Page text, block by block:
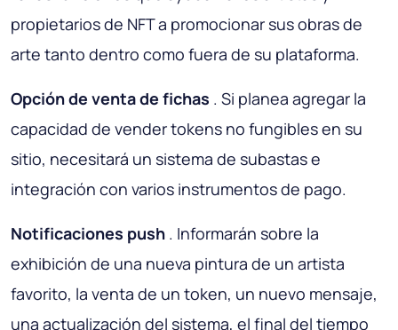
propietarios de NFT a promocionar sus obras de
arte tanto dentro como fuera de su plataforma.
Opción de venta de fichas . Si planea agregar la
capacidad de vender tokens no fungibles en su
sitio, necesitará un sistema de subastas e
integración con varios instrumentos de pago.
Notificaciones push . Informarán sobre la
exhibición de una nueva pintura de un artista
favorito, la venta de un token, un nuevo mensaje,
una actualización del sistema, el final del tiempo